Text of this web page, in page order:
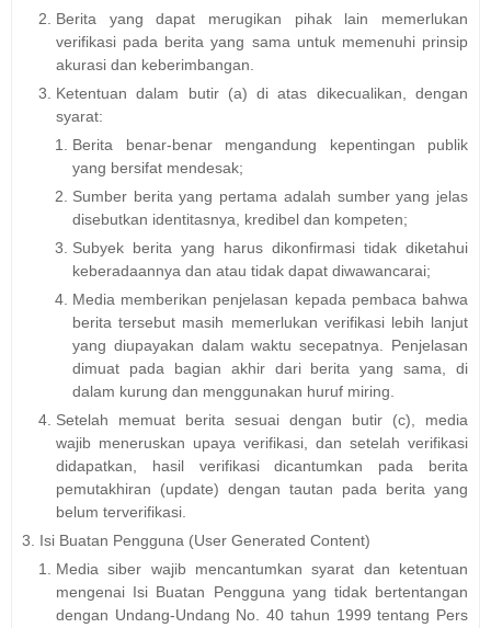
Berita yang dapat merugikan pihak lain memerlukan
verifikasi pada berita yang sama untuk memenuhi prinsip
akurasi dan keberimbangan.
Ketentuan dalam butir (a) di atas dikecualikan, dengan
syarat:
Berita benar-benar mengandung kepentingan publik
yang bersifat mendesak;
Sumber berita yang pertama adalah sumber yang jelas
disebutkan identitasnya, kredibel dan kompeten;
Subyek berita yang harus dikonfirmasi tidak diketahui
keberadaannya dan atau tidak dapat diwawancarai;
Media memberikan penjelasan kepada pembaca bahwa
berita tersebut masih memerlukan verifikasi lebih lanjut
yang diupayakan dalam waktu secepatnya. Penjelasan
dimuat pada bagian akhir dari berita yang sama, di
dalam kurung dan menggunakan huruf miring.
Setelah memuat berita sesuai dengan butir (c), media
wajib meneruskan upaya verifikasi, dan setelah verifikasi
didapatkan, hasil verifikasi dicantumkan pada berita
pemutakhiran (update) dengan tautan pada berita yang
belum terverifikasi.
Isi Buatan Pengguna (User Generated Content)
Media siber wajib mencantumkan syarat dan ketentuan
mengenai Isi Buatan Pengguna yang tidak bertentangan
dengan Undang-Undang No. 40 tahun 1999 tentang Pers